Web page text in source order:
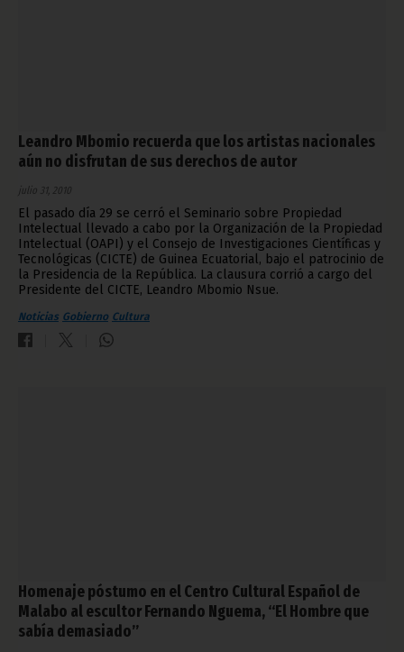
Leandro Mbomio recuerda que los artistas nacionales
aún no disfrutan de sus derechos de autor
julio 31, 2010
El pasado día 29 se cerró el Seminario sobre Propiedad
Intelectual llevado a cabo por la Organización de la Propiedad
Intelectual (OAPI) y el Consejo de Investigaciones Científicas y
Tecnológicas (CICTE) de Guinea Ecuatorial, bajo el patrocinio de
la Presidencia de la República. La clausura corrió a cargo del
Presidente del CICTE, Leandro Mbomio Nsue.
Noticias Gobierno Cultura
Homenaje póstumo en el Centro Cultural Español de
Malabo al escultor Fernando Nguema, “El Hombre que
sabía demasiado”